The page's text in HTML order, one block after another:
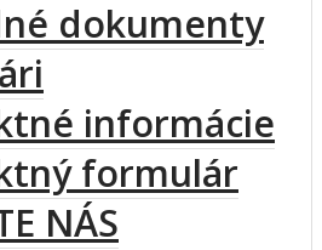
dokumenty
informácie
formulár
NÁS